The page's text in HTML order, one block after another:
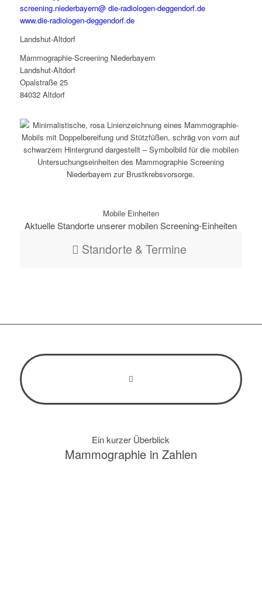
screening.niederbayern@ die-radiologen-deggendorf.de
www.die-radiologen-deggendorf.de
Landshut-Altdorf
Mammographie-Screening Niederbayern
Landshut-Altdorf
Opalstraße 25
84032 Altdorf
Mobile Einheiten
Aktuelle Standorte unserer mobilen Screening-Einheiten
Standorte & Termine
Ein kurzer Überblick
Mammo­graphie in Zahlen